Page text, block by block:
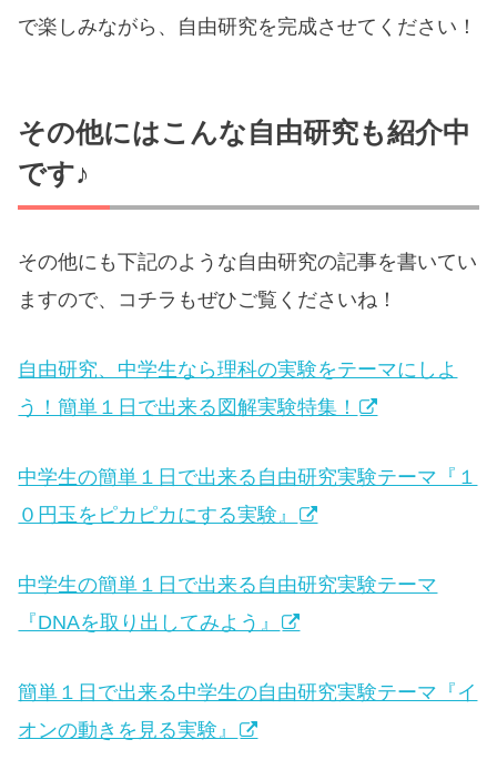
で楽しみながら、自由研究を完成させてください！
その他にはこんな自由研究も紹介中
です♪
その他にも下記のような自由研究の記事を書いてい
ますので、コチラもぜひご覧くださいね！
自由研究、中学生なら理科の実験をテーマにしよ
う！簡単１日で出来る図解実験特集！
中学生の簡単１日で出来る自由研究実験テーマ『１
０円玉をピカピカにする実験』
中学生の簡単１日で出来る自由研究実験テーマ
『DNAを取り出してみよう』
簡単１日で出来る中学生の自由研究実験テーマ『イ
オンの動きを見る実験』